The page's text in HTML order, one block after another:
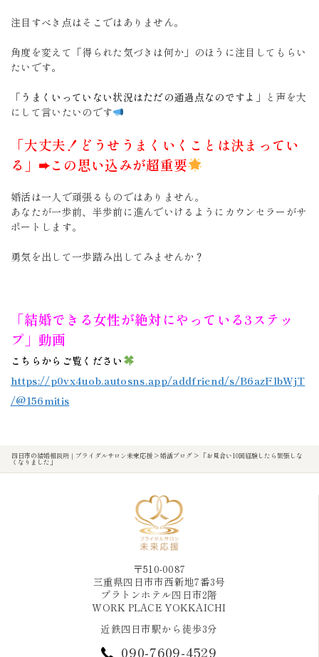
注目すべき点はそこではありません。
角度を変えて「得られた気づきは何か」のほうに注目してもらい
たいです。
「うまくいっていない状況はただの通過点なのですよ 」と声を大
にして言いたいのです
「大丈夫！どうせうまくいくことは決まってい
る」➨この思い込みが超重要
婚活は一人で頑張るものではありません。
あなたが一歩前、半歩前に進んでいけるようにカウンセラーがサ
ポートします。
勇気を出して一歩踏み出してみませんか？
「結婚できる女性が絶対にやっている3ステッ
プ」動画
こちらからご覧ください
https://p0vx4uob.autosns.app/addfriend/s/B6azFlbWjT
/@156mitis
四日市の結婚相談所｜ブライダルサロン未来応援>婚活ブログ> 「お見合い10回経験したら緊張しな
くなりました」
〒510-0087
三重県四日市市西新地7番3号
プラトンホテル四日市2階
WORK PLACE YOKKAICHI
近鉄四日市駅から徒歩3分
090-7609-4529